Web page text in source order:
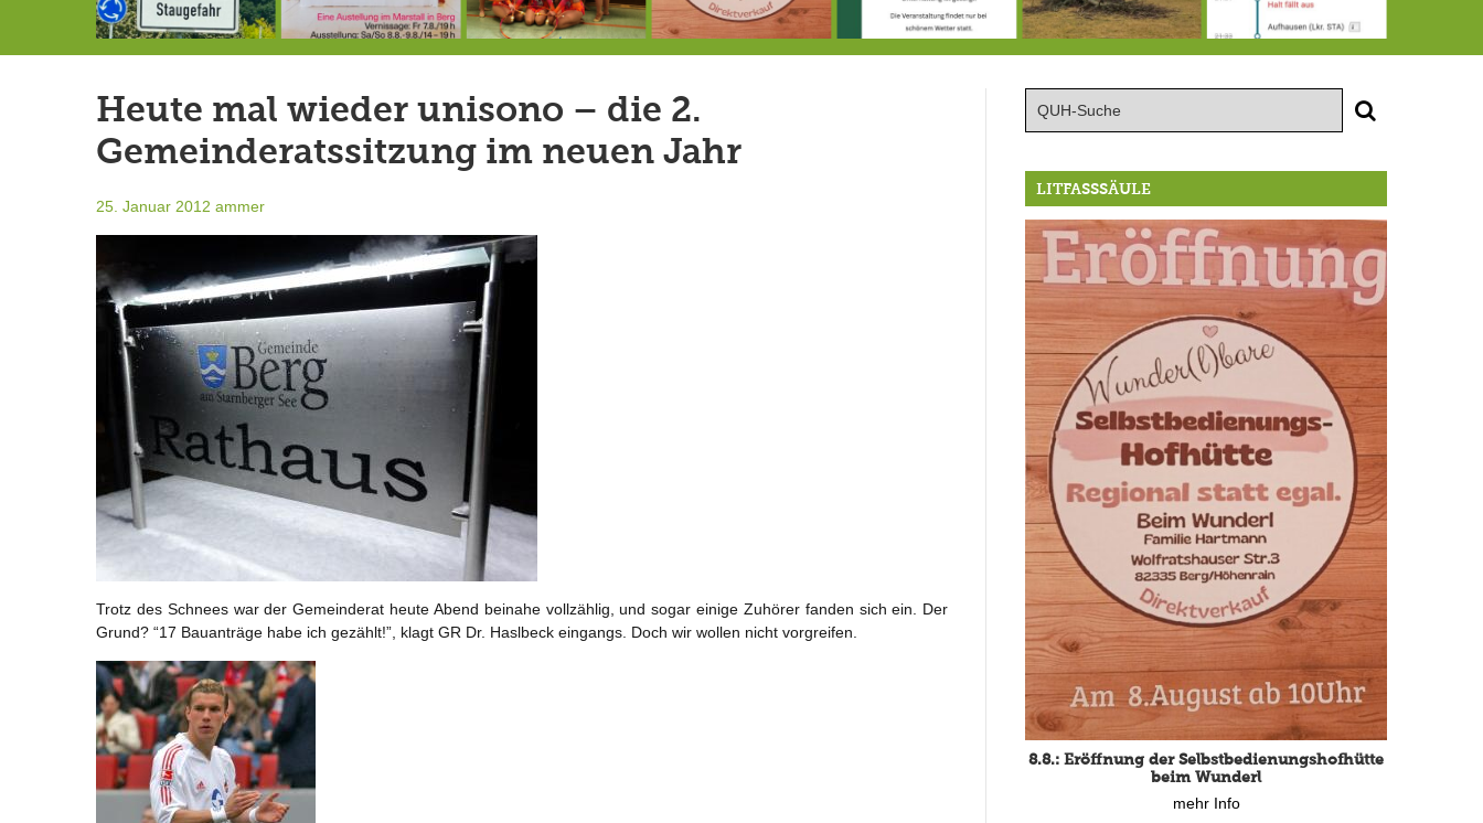
Heute mal wieder unisono – die 2.
Gemeinderatssitzung im neuen Jahr
25. Januar 2012 ammer
Trotz des Schnees war der Gemeinderat heute Abend beinahe vollzählig, und sogar einige Zuhörer fanden sich ein. Der
Grund? “17 Bauanträge habe ich gezählt!”, klagt GR Dr. Haslbeck eingangs. Doch wir wollen nicht vorgreifen.
LITFASSSÄULE
8.8.: Eröffnung der Selbstbedienungshofhütte
beim Wunderl
mehr Info